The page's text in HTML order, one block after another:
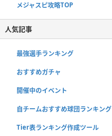
メジャスピ攻略TOP
人気記事
最強選手ランキング
おすすめガチャ
開催中のイベント
自チームおすすめ球団ランキング
Tier表ランキング作成ツール